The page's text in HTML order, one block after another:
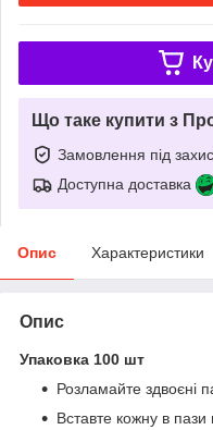
Що таке купити з
Замовлення під
Доступна доставка
Опис Характеристики
Опис
Упаковка 100 шт
Розламайте здвоєні
Вставте кожну в